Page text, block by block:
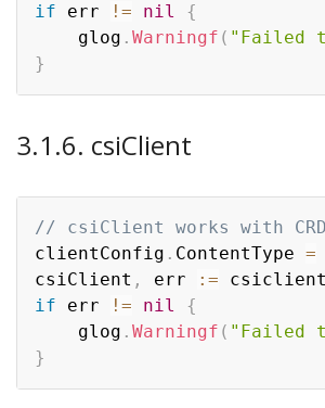
if err != nil
{
	glog
. Warningf ( "Failed
}
3.1.6. csiClient
// csiClient works with
clientConfig . ContentType =
csiClient , err :=
if err != nil
{
	glog
. Warningf ( "Failed
}